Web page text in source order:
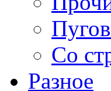
Со
Разное